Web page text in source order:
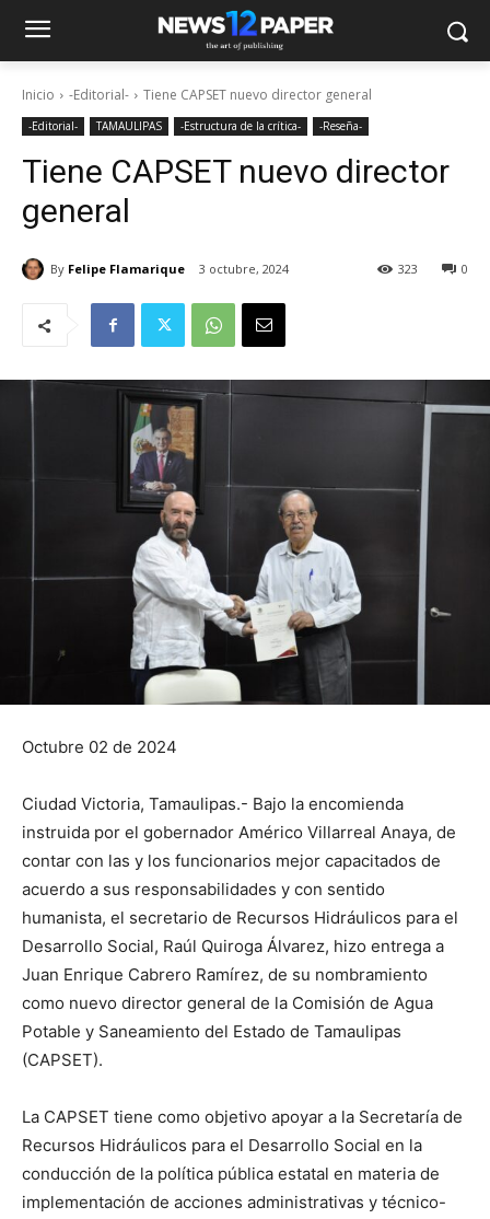
Inicio -Editorial- Tiene CAPSET nuevo director general
-Editorial- TAMAULIPAS -Estructura de la crítica- -Reseña-
Tiene CAPSET nuevo director
general
By Felipe Flamarique 3 octubre, 2024 0
323
Octubre 02 de 2024
Ciudad Victoria, Tamaulipas.- Bajo la encomienda
instruida por el gobernador Américo Villarreal Anaya, de
contar con las y los funcionarios mejor capacitados de
acuerdo a sus responsabilidades y con sentido
humanista, el secretario de Recursos Hidráulicos para el
Desarrollo Social, Raúl Quiroga Álvarez, hizo entrega a
Juan Enrique Cabrero Ramírez, de su nombramiento
como nuevo director general de la Comisión de Agua
Potable y Saneamiento del Estado de Tamaulipas
(CAPSET).
La CAPSET tiene como objetivo apoyar a la Secretaría de
Recursos Hidráulicos para el Desarrollo Social en la
conducción de la política pública estatal en materia de
implementación de acciones administrativas y técnico-